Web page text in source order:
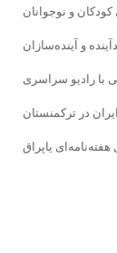
و نوجوانان
و آینده‌سازان
با رادیو سراسری
در ترکمنستان
یاپراق